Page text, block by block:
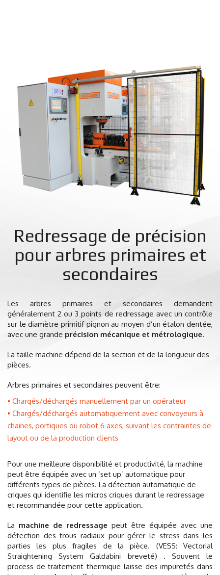
Redressage de précision
pour arbres primaires et
secondaires
Les arbres primaires et secondaires demandent
généralement 2 ou 3 points de redressage avec un contrôle
sur le diamètre primitif pignon au moyen d’un étalon dentée,
avec une grande précision mécanique et métrologique.
La taille machine dépend de la section et de la longueur des
pièces.
Arbres primaires et secondaires peuvent être:
Chargés/déchargés manuellement par un opérateur
Chargés/déchargés automatiquement avec convoyeurs à
chaines, portiques ou robot 6 axes, suivant les contraintes de
layout ou de la production clients
Pour une meilleure disponibilité et productivité, la machine
peut être équipée avec un ‘set up’ automatique pour
différents types de pièces. La détection automatique de
criques qui identifie les micros criques durant le redressage
et recommandée pour cette application.
La machine de redressage peut être équipée avec une
détection des trous radiaux pour gérer le stress dans les
parties les plus fragiles de la pièce. (VESS: Vectorial
Straightening System Galdabini breveté) . Souvent le
process de traitement thermique laisse des impuretés dans